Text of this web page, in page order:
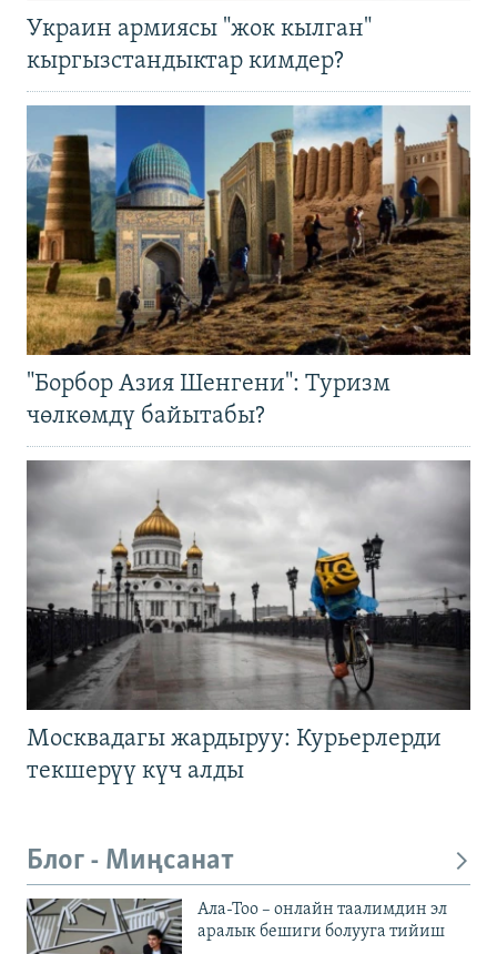
Украин армиясы "жок кылган"
кыргызстандыктар кимдер?
"Борбор Азия Шенгени": Туризм
чөлкөмдү байытабы?
Москвадагы жардыруу: Курьерлерди
текшерүү күч алды
Блог - Миңсанат
Ала-Тоо – онлайн таалимдин эл
аралык бешиги болууга тийиш